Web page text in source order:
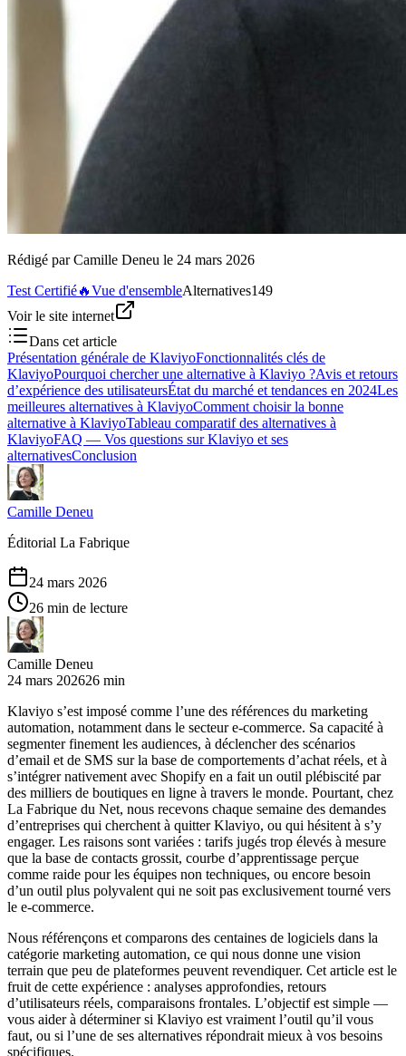
Rédigé par Camille Deneu le 24 mars 2026
Test Certifié🔥Vue d'ensembleAlternatives149
Voir le site internet
Dans cet article
Présentation générale de KlaviyoFonctionnalités clés de
KlaviyoPourquoi chercher une alternative à Klaviyo ?Avis et retours
d’expérience des utilisateursÉtat du marché et tendances en 2024Les
meilleures alternatives à KlaviyoComment choisir la bonne
alternative à KlaviyoTableau comparatif des alternatives à
KlaviyoFAQ — Vos questions sur Klaviyo et ses
alternativesConclusion
Camille Deneu
Éditorial La Fabrique
24 mars 2026
26 min de lecture
Camille Deneu
24 mars 202626 min
Klaviyo s’est imposé comme l’une des références du marketing
automation, notamment dans le secteur e-commerce. Sa capacité à
segmenter finement les audiences, à déclencher des scénarios
d’email et de SMS sur la base de comportements d’achat réels, et à
s’intégrer nativement avec Shopify en a fait un outil plébiscité par
des milliers de boutiques en ligne à travers le monde. Pourtant, chez
La Fabrique du Net, nous recevons chaque semaine des demandes
d’entreprises qui cherchent à quitter Klaviyo, ou qui hésitent à s’y
engager. Les raisons sont variées : tarifs jugés trop élevés à mesure
que la base de contacts grossit, courbe d’apprentissage perçue
comme raide pour les équipes non techniques, ou encore besoin
d’un outil plus polyvalent qui ne soit pas exclusivement tourné vers
le e-commerce.
Nous référençons et comparons des centaines de logiciels dans la
catégorie marketing automation, ce qui nous donne une vision
terrain que peu de plateformes peuvent revendiquer. Cet article est le
fruit de cette expérience : analyses approfondies, retours
d’utilisateurs réels, comparaisons frontales. L’objectif est simple —
vous aider à déterminer si Klaviyo est vraiment l’outil qu’il vous
faut, ou si l’une de ses alternatives répondrait mieux à vos besoins
spécifiques.